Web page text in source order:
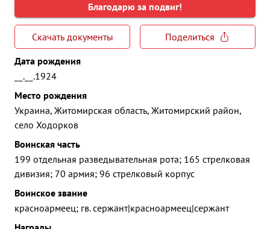
Благодарю за подвиг!
Скачать документы
Поделиться
Дата рождения
__.__.1924
Место рождения
Украина, Житомирская область, Житомирский район,
село Ходорков
Воинская часть
199 отдельная разведывательная рота; 165 стрелковая
дивизия; 70 армия; 96 стрелковый корпус
Воинское звание
красноармеец; гв. сержант|красноармеец|сержант